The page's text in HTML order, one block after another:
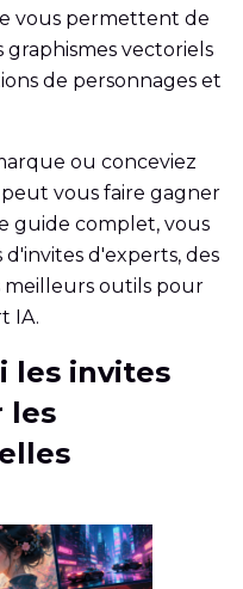
vous permettent de
vectoriels
de personnages et
ou conceviez
vous faire gagner
guide complet, vous
d'experts, des
meilleurs outils pour
IA.
les invites
les